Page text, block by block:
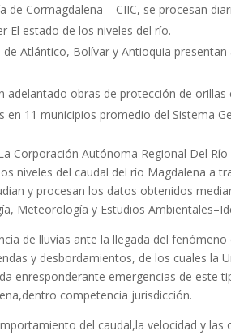
de Cormagdalena – CIIC, se procesan
El estado de los niveles del río.
Atlántico, Bolívar y Antioquia
adelantado obras de protección de
11 municipios promedio del Sistema
Corporación Autónoma Regional Del
niveles del caudal del río Magdalena a
y procesan los datos obtenidos
Meteorología y Estudios
de lluvias ante la llegada del
y desbordamientos, de los cuales la
enresponderante emergencias de este
competencia jurisdicción.
del caudal,la velocidad y las